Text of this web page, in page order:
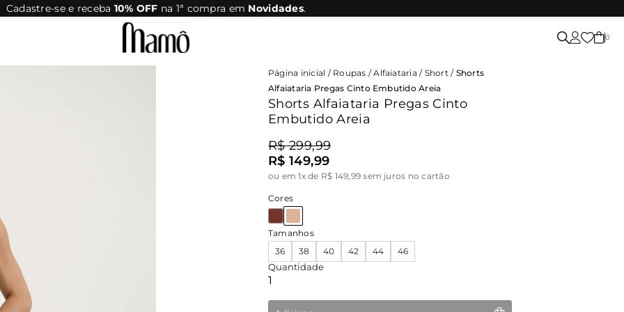
Cadastre-se e receba 10% OFF na 1ª compra em Novidades.
0
Página inicial / Roupas /Alfaiataria / Short/ Shorts
Alfaiataria Pregas Cinto Embutido Areia
Shorts Alfaiataria Pregas Cinto
Embutido Areia
R$ 299,99
R$ 149,99
ou em 1x de R$ 149,99 sem juros no cartão
Cores
Tamanhos
36
38 40 42 44 46
Quantidade